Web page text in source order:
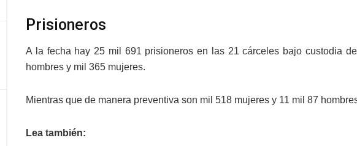
Prisioneros
A la fecha hay 25 mil 691 prisioneros en las 21 cárceles bajo custodia
hombres y mil 365 mujeres.
Mientras que de manera preventiva son mil 518 mujeres y 11 mil 87
Lea también: